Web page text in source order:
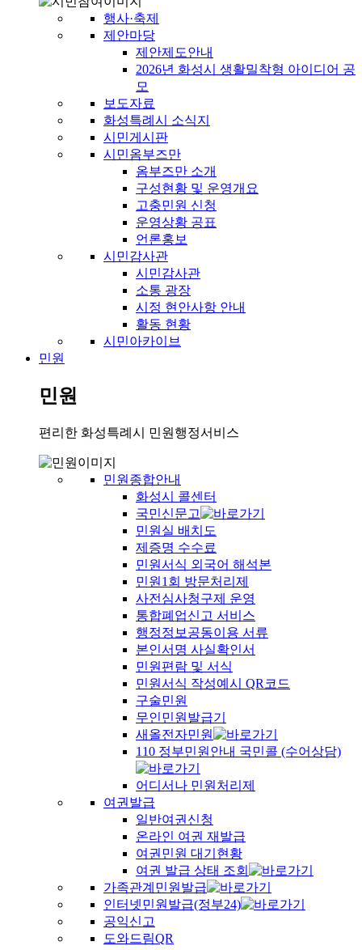
행사·축제
제안마당
제안제도안내
2026년 화성시 생활밀착형 아이디어 공
모
보도자료
화성특례시 소식지
시민게시판
시민옴부즈만
옴부즈만 소개
구성현황 및 운영개요
고충민원 신청
운영상황 공표
언론홍보
시민감사관
시민감사관
소통 광장
시정 현안사항 안내
활동 현황
시민아카이브
민원
민원
편리한 화성특례시 민원행정서비스
민원종합안내
화성시 콜센터
국민신문고
민원실 배치도
제증명 수수료
민원서식 외국어 해석본
민원1회 방문처리제
사전심사청구제 운영
통합폐업신고 서비스
행정정보공동이용 서류
본인서명 사실확인서
민원편람 및 서식
민원서식 작성예시 QR코드
구술민원
무인민원발급기
새올전자민원
110 정부민원안내 국민콜 (수어상담)
어디서나 민원처리제
여권발급
일반여권신청
온라인 여권 재발급
여권민원 대기현황
여권 발급 상태 조회
가족관계민원발급
인터넷민원발급(정부24)
공익신고
도와드림QR